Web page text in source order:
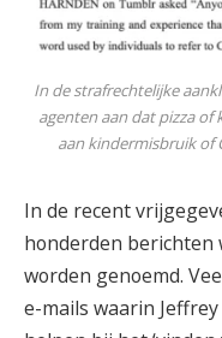
In de strafrechtelijke
agenten aan dat pizza of
aan kindermisbruik of
In de recent
honderden berichten
worden genoemd.
e-mails waarin